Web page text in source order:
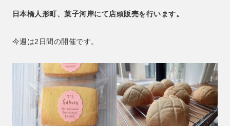
日本橋人形町、菓子河岸にて店頭販売を行います。
今週は2日間の開催です。